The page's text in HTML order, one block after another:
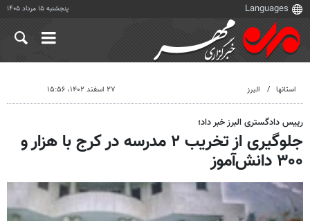
پنجشنبه ۱۵ مرداد ۱۴۰۵
استانها البرز ۲۷ اسفند ۱۴۰۲، ۱۵:۵۶
رییس دادگستری البرز خبر داد؛
جلوگیری از تخریب ۲ مدرسه در کرج با هزار و
۳۰۰ دانش‌آموز